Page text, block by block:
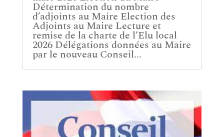
Détermination du nombre
d’adjoints au Maire Election des
Adjoints au Maire Lecture et
remise de la charte de l’Elu local
2026 Délégations données au Maire
par le nouveau Conseil...